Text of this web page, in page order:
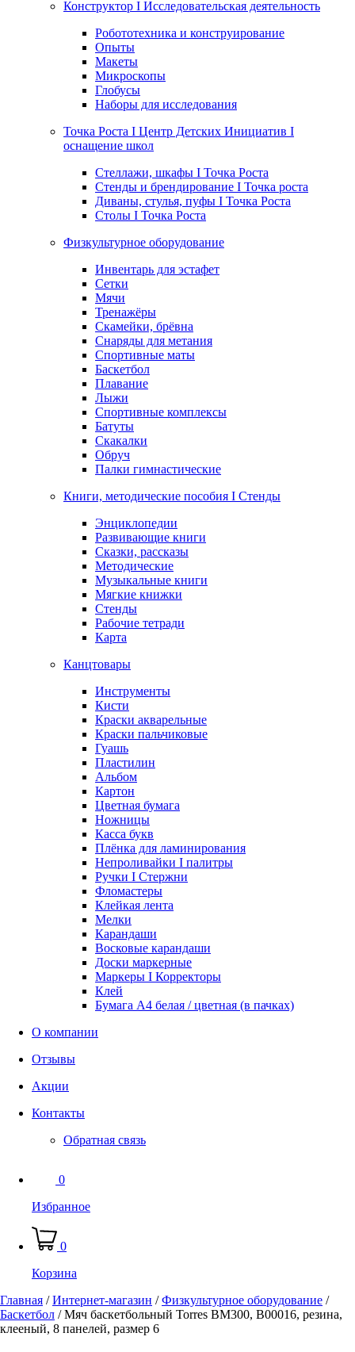
Конструктор I Исследовательская деятельность
Робототехника и конструирование
Опыты
Макеты
Микроскопы
Глобусы
Наборы для исследования
Точка Роста I Центр Детских Инициатив I
оснащение школ
Стеллажи, шкафы I Точка Роста
Стенды и брендирование I Точка роста
Диваны, стулья, пуфы I Точка Роста
Столы I Точка Роста
Физкультурное оборудование
Инвентарь для эстафет
Сетки
Мячи
Тренажёры
Скамейки, брёвна
Снаряды для метания
Спортивные маты
Баскетбол
Плавание
Лыжи
Спортивные комплексы
Батуты
Скакалки
Обруч
Палки гимнастические
Книги, методические пособия I Стенды
Энциклопедии
Развивающие книги
Сказки, рассказы
Методические
Музыкальные книги
Мягкие книжки
Стенды
Рабочие тетради
Карта
Канцтовары
Инструменты
Кисти
Краски акварельные
Краски пальчиковые
Гуашь
Пластилин
Альбом
Картон
Цветная бумага
Ножницы
Касса букв
Плёнка для ламинирования
Непроливайки I палитры
Ручки I Стержни
Фломастеры
Клейкая лента
Мелки
Карандаши
Восковые карандаши
Доски маркерные
Маркеры I Корректоры
Клей
Бумага А4 белая / цветная (в пачках)
О компании
Отзывы
Акции
Контакты
Обратная связь
0
Избранное
0
Корзина
Главная /Интернет-магазин /Физкультурное оборудование /
Баскетбол /Мяч баскетбольный Torres BM300, B00016, резина,
клееный, 8 панелей, размер 6